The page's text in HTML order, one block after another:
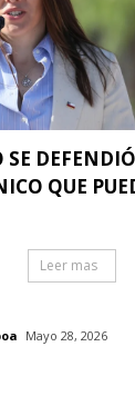
QUE
Leer mas
Mayo 28, 2026